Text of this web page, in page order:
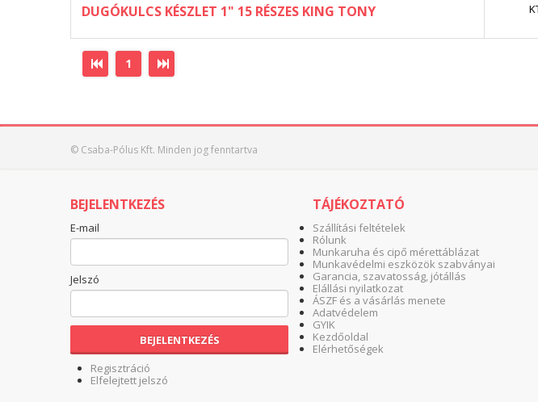
DUGÓKULCS KÉSZLET 1" 15 RÉSZES KING TONY
1
© Csaba-Pólus Kft. Minden jog fenntartva
BEJELENTKEZÉS
E-mail
Jelszó
BEJELENTKEZÉS
Regisztráció
Elfelejtett jelszó
TÁJÉKOZTATÓ
Szállítási feltételek
Rólunk
Munkaruha és cipő mérettáblázat
Munkavédelmi eszközök szabványai
Garancia, szavatosság, jótállás
Elállási nyilatkozat
ÁSZF és a vásárlás menete
Adatvédelem
GYIK
Kezdőoldal
Elérhetőségek